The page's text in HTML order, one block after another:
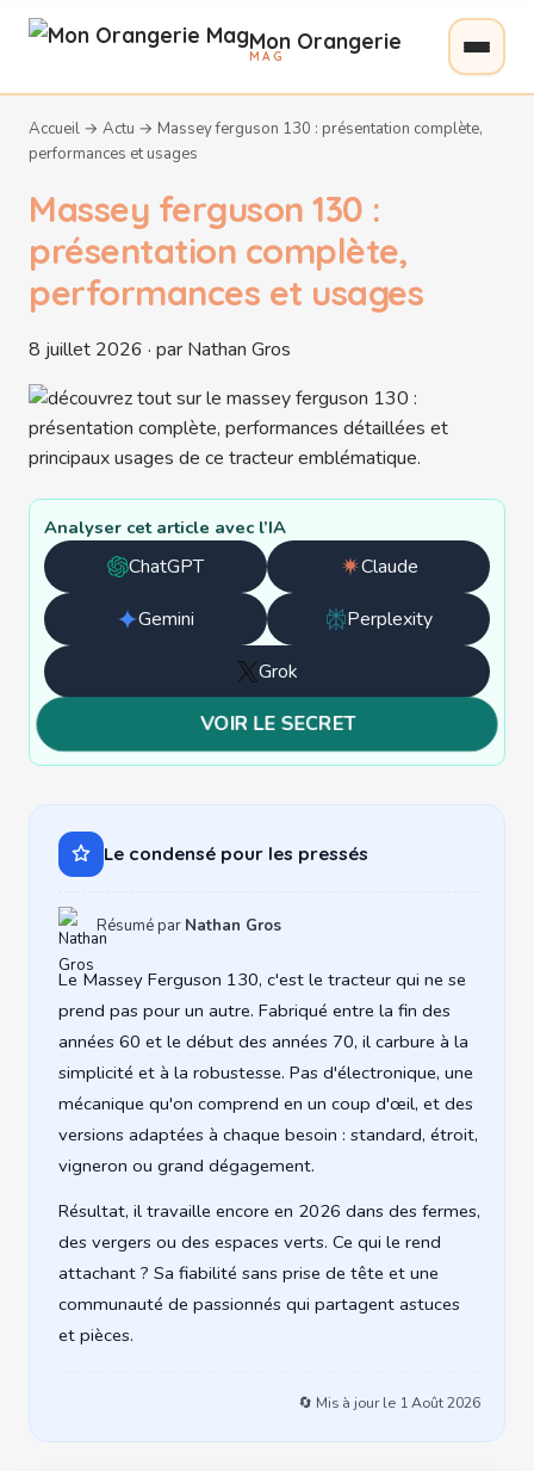
Mon Orangerie
MAG
Accueil → Actu → Massey ferguson 130 : présentation complète,
performances et usages
Massey ferguson 130 :
présentation complète,
performances et usages
8 juillet 2026 · par Nathan Gros
Analyser cet article avec l’IA
ChatGPT
Ouvrir
avec
Claude
Ouvrir
avec
Claude
Gemini
Ouvrir
Perplexity
Ouvrir
Grok
Ouvrir
avec
VOIR LE SECRET
Le condensé pour les pressés
Résumé par Nathan Gros
Le Massey Ferguson 130, c'est le tracteur qui ne se
prend pas pour un autre. Fabriqué entre la fin des
années 60 et le début des années 70, il carbure à la
simplicité et à la robustesse. Pas d'électronique, une
mécanique qu'on comprend en un coup d'œil, et des
versions adaptées à chaque besoin : standard, étroit,
vigneron ou grand dégagement.
Résultat, il travaille encore en 2026 dans des fermes,
des vergers ou des espaces verts. Ce qui le rend
attachant ? Sa fiabilité sans prise de tête et une
communauté de passionnés qui partagent astuces
et pièces.
🔄 Mis à jour le 1 Août 2026